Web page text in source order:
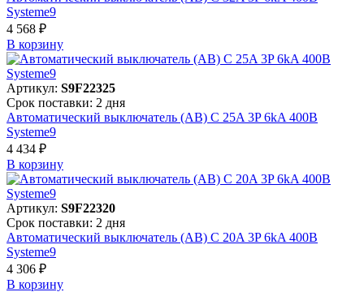
Systeme9
4 568 ₽
В корзинy
Артикул: S9F22325
Срок поставки: 2 дня
Автоматический выключатель (АВ) C 25A 3P 6kA 400В
Systeme9
4 434 ₽
В корзинy
Артикул: S9F22320
Срок поставки: 2 дня
Автоматический выключатель (АВ) C 20A 3P 6kA 400В
Systeme9
4 306 ₽
В корзинy